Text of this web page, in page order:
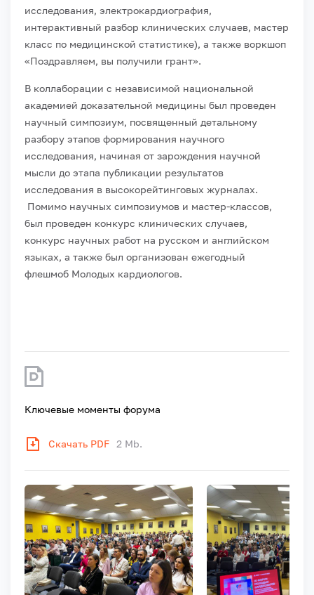
исследования, электрокардиография,
интерактивный разбор клинических случаев, мастер
класс по медицинской статистике), а также воркшоп
«Поздравляем, вы получили грант».
В коллаборации с независимой национальной
академией доказательной медицины был проведен
научный симпозиум, посвященный детальному
разбору этапов формирования научного
исследования, начиная от зарождения научной
мысли до этапа публикации результатов
исследования в высокорейтинговых журналах.
Помимо научных симпозиумов и мастер-классов,
был проведен конкурс клинических случаев,
конкурс научных работ на русском и английском
языках, а также был организован ежегодный
флешмоб Молодых кардиологов.
Ключевые моменты форума
Скачать PDF 2 Mb.